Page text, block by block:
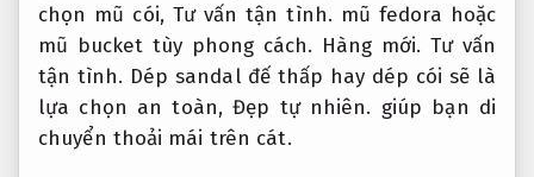
chọn mũ cói, Tư vấn tận tình. mũ fedora hoặc
mũ bucket tùy phong cách. Hàng mới. Tư vấn
tận tình. Dép sandal đế thấp hay dép cói sẽ là
lựa chọn an toàn,Đẹp tự nhiên. giúp bạn di
chuyển thoải mái trên cát.